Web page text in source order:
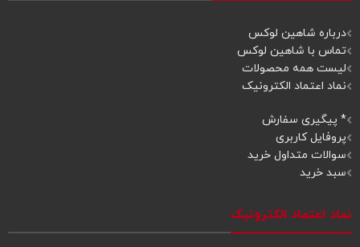
درباره شاهین لوکس
تماس با شاهین لوکس
لیست همه محصولات
نماد اعتماد الکترونیک
* پیگیری سفارش
پروفایل کاربری
سوالات متداول خرید
سبد خرید
نماد اعتماد الکترونیک